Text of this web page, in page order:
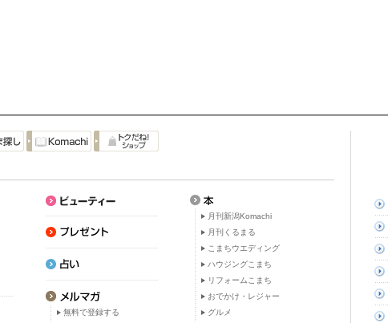
無料で登録する
月刊新潟Komachi
月刊くるまる
こまちウエディング
ハウジングこまち
リフォームこまち
おでかけ・レジャー
グルメ